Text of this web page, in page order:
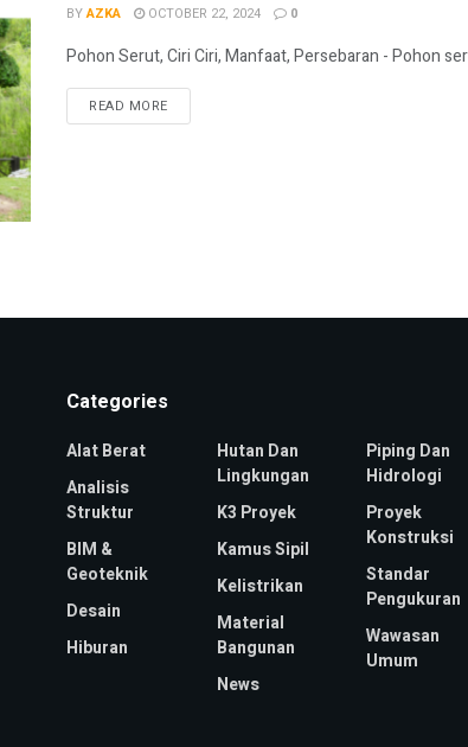
BYAZKA OCTOBER 22, 2024 0
Pohon Serut, Ciri Ciri, Manfaat, Persebaran - Pohon
READ MORE
Categories
Alat Berat
Analisis
Struktur
BIM &
Geoteknik
Desain
Hiburan
Hutan Dan
Lingkungan
K3 Proyek
Kamus Sipil
Kelistrikan
Material
Bangunan
News
Piping Dan
Hidrologi
Proyek
Konstruksi
Standar
Pengukuran
Wawasan
Umum